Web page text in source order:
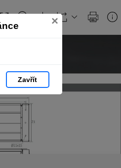
×
Zavřít